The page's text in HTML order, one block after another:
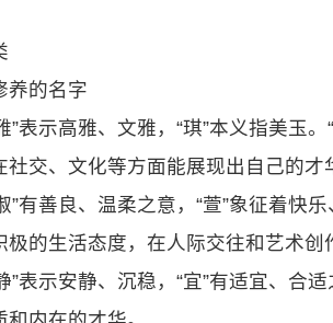
养的名字
”表示高雅、文雅，“琪”本义指美玉
社交、文化等方面能展现出自己的才
”有善良、温柔之意，“萱”象征着快
极的生活态度，在人际交往和艺术创
”表示安静、沉稳，“宜”有适宜、合